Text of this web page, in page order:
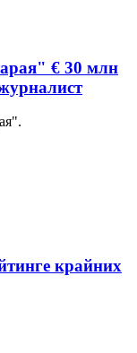
€ 30 млн
крайних